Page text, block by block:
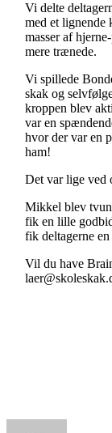
Vi delte
med et lignende
masser af
mere trænede.
Vi spillede
skak og
kroppen blev
var en
hvor der var en
ham!
Det var lige ved
Mikkel blev
fik en lille
fik deltagerne
Vil du have